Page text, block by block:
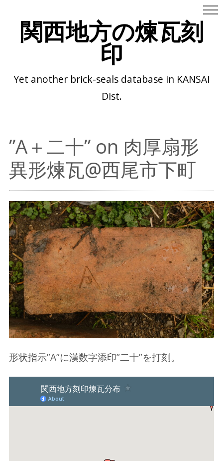
関西地方の煉瓦刻
印
Yet another brick-seals database in KANSAI
Dist.
”A＋二十” on 肉厚扇形
異形煉瓦@西尾市下町
形状指示”A”に漢数字添印”二十”を打刻。